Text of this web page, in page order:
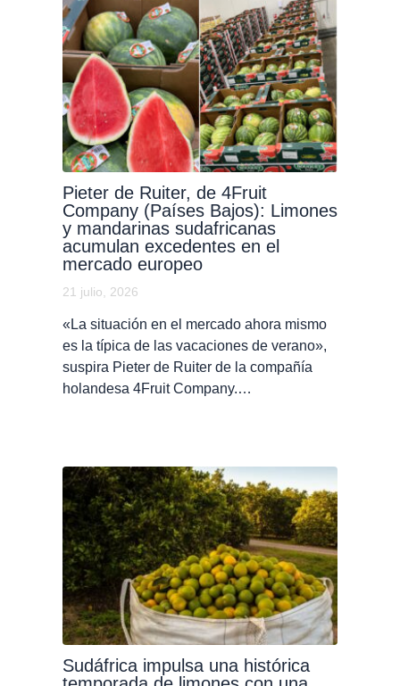
Pieter de Ruiter, de 4Fruit
Company (Países Bajos): Limones
y mandarinas sudafricanas
acumulan excedentes en el
mercado europeo
21 julio, 2026
«La situación en el mercado ahora mismo
es la típica de las vacaciones de verano»,
suspira Pieter de Ruiter de la compañía
holandesa 4Fruit Company.…
Sudáfrica impulsa una histórica